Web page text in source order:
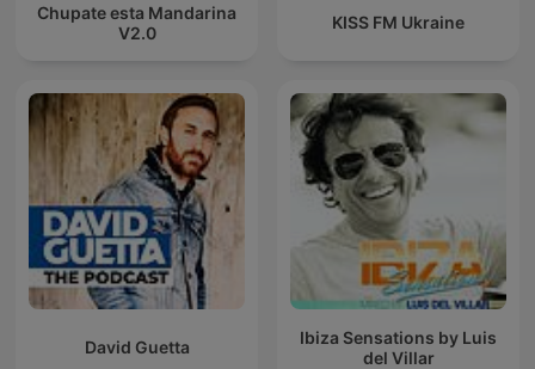
Chupate esta Mandarina
V2.0
KISS FM Ukraine
David Guetta
Ibiza Sensations by Luis
del Villar